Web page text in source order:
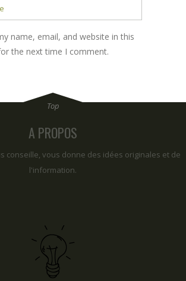
name, email, and website in this
the next time I comment.
A PROPOS
conseille, vous donne des idées originales et de
l'information.